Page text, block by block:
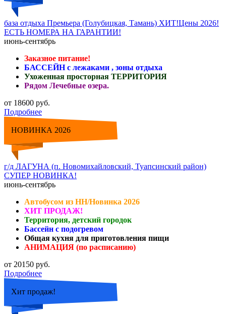
база отдыха Премьера (Голубицкая, Тамань) ХИТ!Цены 2026!
ЕСТЬ НОМЕРА НА ГАРАНТИИ!
июнь-сентябрь
Заказное питание!
БАССЕЙН с лежаками , зоны отдыха
Ухоженная просторная ТЕРРИТОРИЯ
Рядом Лечебные озера.
от 18600 руб.
Подробнее
НОВИНКА 2026
г/д ЛАГУНА (п. Новомихайловский, Туапсинский район)
СУПЕР НОВИНКА!
июнь-сентябрь
Автобусом из НН/Новинка 2026
ХИТ ПРОДАЖ!
Территория, детский городок
Бассейн с подогревом
Общая кухня для приготовления пищи
АНИМАЦИЯ (по расписанию)
от 20150 руб.
Подробнее
Хит продаж!